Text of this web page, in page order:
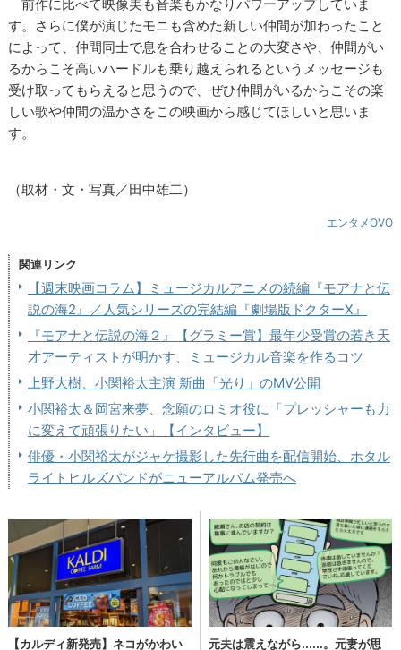
前作に比べて映像美も音楽もかなりパワーアップしていま
す。さらに僕が演じたモニも含めた新しい仲間が加わったこと
によって、仲間同士で息を合わせることの大変さや、仲間がい
るからこそ高いハードルも乗り越えられるというメッセージも
受け取ってもらえると思うので、ぜひ仲間がいるからこその楽
しい歌や仲間の温かさをこの映画から感じてほしいと思いま
す。
（取材・文・写真／田中雄二）
エンタメOVO
関連リンク
【週末映画コラム】ミュージカルアニメの続編『モアナと伝
説の海2』／人気シリーズの完結編『劇場版ドクターX』
『モアナと伝説の海２』【グラミー賞】最年少受賞の若き天
才アーティストが明かす、ミュージカル音楽を作るコツ
上野大樹、小関裕太主演 新曲「光り」のMV公開
小関裕太＆岡宮来夢、念願のロミオ役に「プレッシャーも力
に変えて頑張りたい」【インタビュー】
俳優・小関裕太がジャケ撮影した先行曲を配信開始、ホタル
ライトヒルズバンドがニューアルバム発売へ